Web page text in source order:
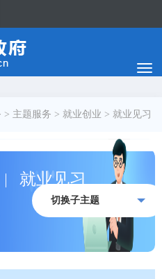
> 主题服务 > 就业创业 > 就业见习
就业见习
切换子主题